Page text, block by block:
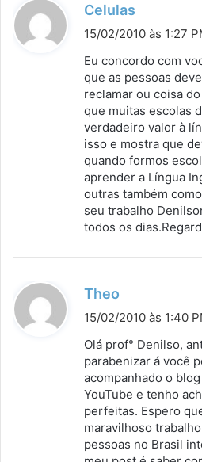
Celulas
i
s
e
:
15/02/2010 às 1:27
Eu concordo com
que as pessoas
reclamar ou coisa
que muitas escolas
verdadeiro valor à
isso e mostra que
quando formos
aprender a Língua
outras também
seu trabalho
todos os
Theo
i
s
e
:
15/02/2010 às 1:40
Olá prof° Denilso,
parabenizar á você
acompanhado o
YouTube e tenho
perfeitas. Espero
maravilhoso
pessoas no Brasil